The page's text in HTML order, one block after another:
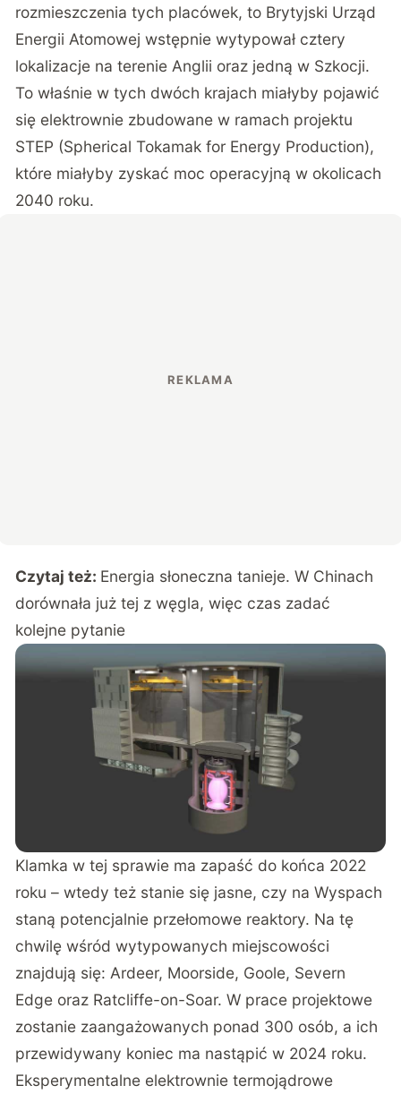
rozmieszczenia tych placówek, to Brytyjski Urząd
Energii Atomowejwstępnie wytypował cztery
lokalizacje na terenie Anglii oraz jedną w Szkocji.
To właśnie w tych dwóch krajach miałyby pojawić
się elektrownie zbudowane w ramach projektu
STEP (Spherical Tokamak for Energy Production),
które miałyby zyskać moc operacyjną w okolicach
2040 roku.
Czytaj też: Energia słoneczna tanieje. W Chinach
dorównała już tej z węgla, więc czas zadać
kolejne pytanie
Klamka w tej sprawie ma zapaść do końca 2022
roku – wtedy też stanie się jasne, czy na Wyspach
staną potencjalnie przełomowe reaktory. Na tę
chwilę wśród wytypowanych miejscowości
znajdują się: Ardeer, Moorside, Goole, Severn
Edge oraz Ratcliffe-on-Soar. W prace projektowe
zostanie zaangażowanych ponad 300 osób, a ich
przewidywany koniec ma nastąpić w 2024 roku.
Eksperymentalne elektrownie termojądrowe